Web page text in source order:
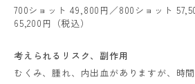
700ショット 49,800円／800ショット
65,200円（税込）
考えられるリスク、 副作用
むくみ、腫れ、内出血がありますが、時